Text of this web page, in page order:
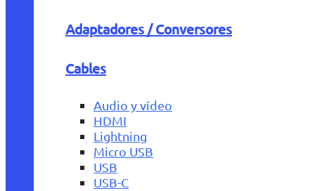
Adaptadores / Conversores
Cables
Audio y vídeo
HDMI
Lightning
Micro USB
USB
USB-C